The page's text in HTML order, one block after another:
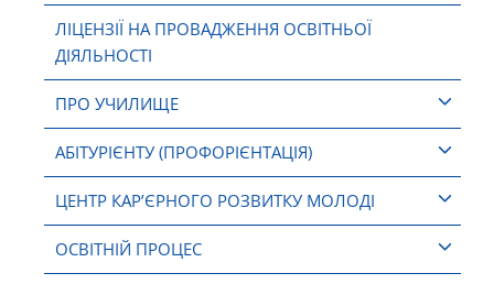
ЛІЦЕНЗІЇ НА ПРОВАДЖЕННЯ ОСВІТНЬОЇ
ДІЯЛЬНОСТІ
ПРО УЧИЛИЩЕ
АБІТУРІЄНТУ (ПРОФОРІЄНТАЦІЯ)
ЦЕНТР КАР’ЄРНОГО РОЗВИТКУ МОЛОДІ
ОСВІТНІЙ ПРОЦЕС